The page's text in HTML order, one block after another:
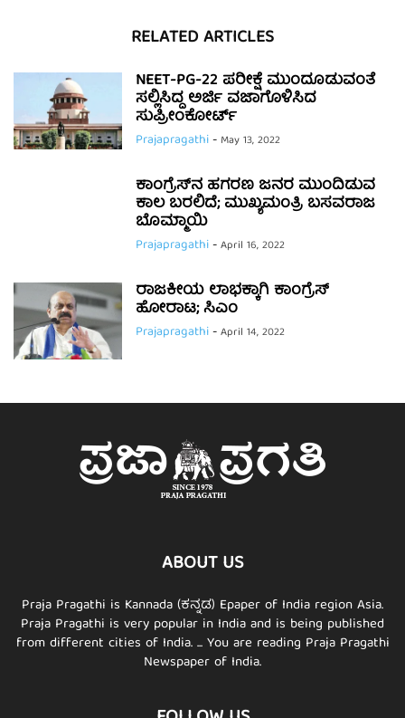
RELATED ARTICLES
NEET-PG-22 ಪರೀಕ್ಷೆ ಮುಂದೂಡುವಂತೆ
ಸಲ್ಲಿಸಿದ್ದ ಅರ್ಜಿ ವಜಾಗೊಳಿಸಿದ
ಸುಪ್ರೀಂಕೋರ್ಟ್​
Prajapragathi- May 13, 2022
ಕಾಂಗ್ರೆಸ್‌ನ ಹಗರಣ ಜನರ ಮುಂದಿಡುವ
ಕಾಲ ಬರಲಿದೆ; ಮುಖ್ಯಮಂತ್ರಿ ಬಸವರಾಜ
ಬೊಮ್ಮಾಯಿ
Prajapragathi-April 16, 2022
ರಾಜಕೀಯ ಲಾಭಕ್ಕಾಗಿ ಕಾಂಗ್ರೆಸ್
ಹೋರಾಟ; ಸಿಎಂ
Prajapragathi-April 14, 2022
ABOUT US
Praja Pragathi is Kannada (ಕನ್ನಡ) Epaper of India region Asia.
Praja Pragathi is very popular in India and is being published
from different cities of India. ... You are reading Praja Pragathi
Newspaper of India.